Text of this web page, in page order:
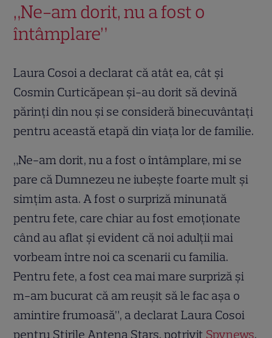
„Ne-am dorit, nu a fost o
întâmplare”
Laura Cosoi a declarat că atât ea, cât și
Cosmin Curticăpean și-au dorit să devină
părinți din nou și se consideră binecuvântați
pentru această etapă din viața lor de familie.
„Ne-am dorit, nu a fost o întâmplare, mi se
pare că Dumnezeu ne iubește foarte mult și
simțim asta. A fost o surpriză minunată
pentru fete, care chiar au fost emoționate
când au aflat și evident că noi adulții mai
vorbeam între noi ca scenarii cu familia.
Pentru fete, a fost cea mai mare surpriză și
m-am bucurat că am reușit să le fac așa o
amintire frumoasă”, a declarat Laura Cosoi
pentru Știrile Antena Stars, potrivit Spynews.